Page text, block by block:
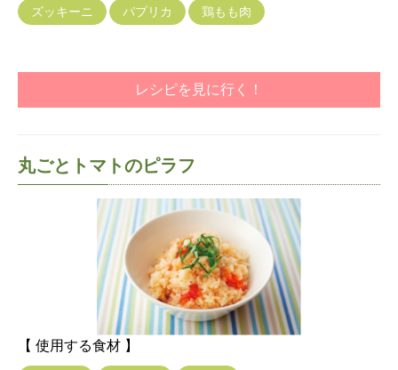
ズッキーニ パプリカ 鶏もも肉
レシピを見に行く！
丸ごとトマトのピラフ
【 使用する食材 】